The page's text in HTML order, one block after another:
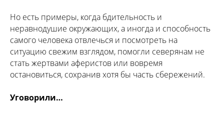
Но есть примеры, когда бдительность и
неравнодушие окружающих, а иногда и способность
самого человека отвлечься и посмотреть на
ситуацию свежим взглядом, помогли северянам не
стать жертвами аферистов или вовремя
остановиться, сохранив хотя бы часть сбережений.
Уговорили…